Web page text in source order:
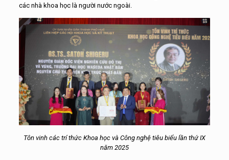
các nhà khoa học là người nước ngoài.
Tôn vinh các trí thức Khoa học và Công nghệ tiêu biểu lần thứ IX
năm 2025